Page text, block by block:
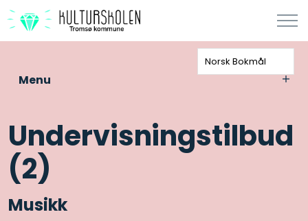
Menu
Undervisningstilbud
(2)
Musikk
Norsk Bokmål